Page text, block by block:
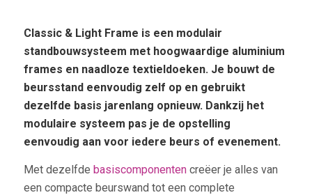
Classic & Light Frame is een modulair
standbouwsysteem met hoogwaardige aluminium
frames en naadloze textieldoeken. Je bouwt de
beursstand eenvoudig zelf op en gebruikt
dezelfde basis jarenlang opnieuw. Dankzij het
modulaire systeem pas je de opstelling
eenvoudig aan voor iedere beurs of evenement.
Met dezelfde basiscomponentencreëer je alles van
een compacte beurswand tot een complete